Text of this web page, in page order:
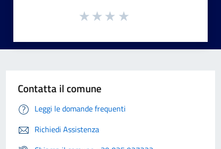
Contatta il comune
Leggi le domande frequenti
Richiedi Assistenza